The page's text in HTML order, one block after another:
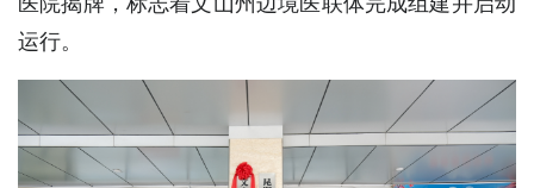
县市
文山市 砚山县 西畴县 麻栗坡县
运行。